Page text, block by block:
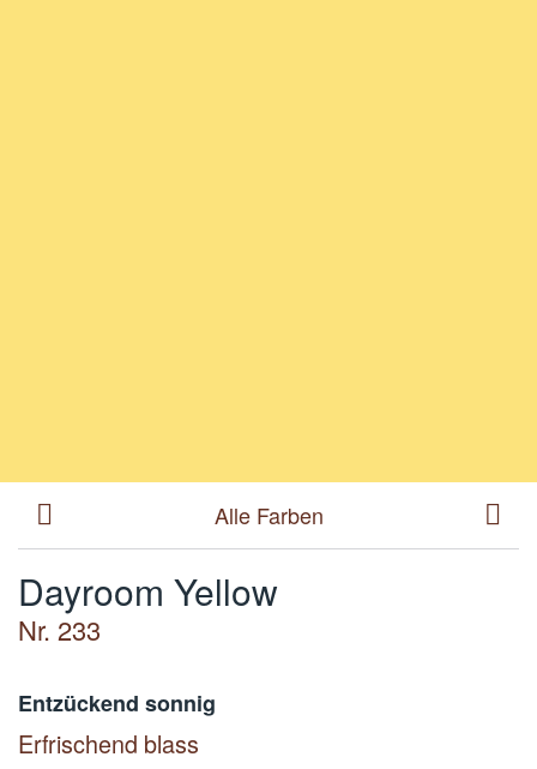
Alle Farben
Dayroom Yellow
Nr. 233
Entzückend sonnig
Erfrischend blass